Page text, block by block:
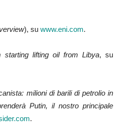
), su www.eni.com.
lifting oil from Libya, su
milioni di barili di petrolio in
Putin, il nostro principale
.